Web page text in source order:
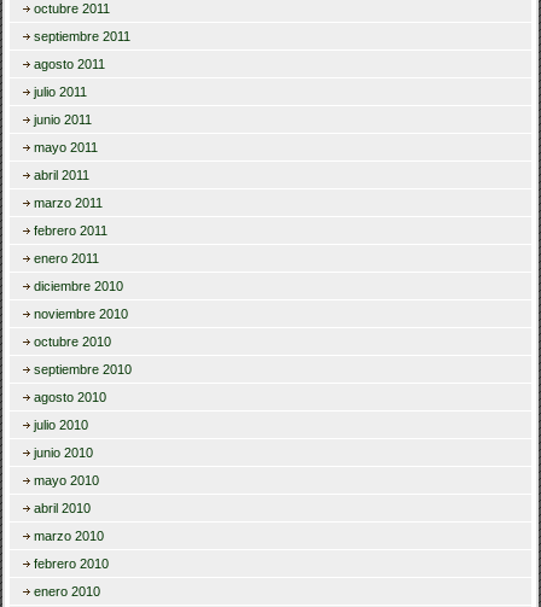
octubre 2011
septiembre 2011
agosto 2011
julio 2011
junio 2011
mayo 2011
abril 2011
marzo 2011
febrero 2011
enero 2011
diciembre 2010
noviembre 2010
octubre 2010
septiembre 2010
agosto 2010
julio 2010
junio 2010
mayo 2010
abril 2010
marzo 2010
febrero 2010
enero 2010